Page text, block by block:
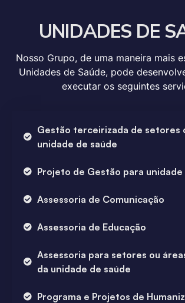
UNIDADES DE
Nosso Grupo, de uma maneira mais
Unidades de Saúde, pode
executar os seguintes
Gestão terceirizada de setores
unidade de saúde
Projeto de Gestão para unidade
Assessoria de Comunicação
Assessoria de Educação
Assessoria para setores ou
da unidade de saúde
Programa e Projetos de